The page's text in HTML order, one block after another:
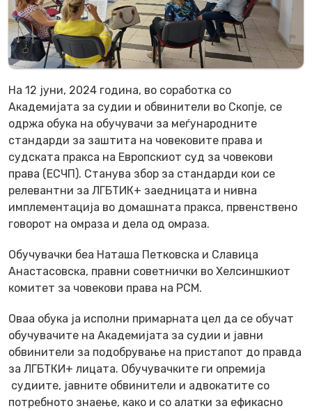
На 12 јуни, 2024 година, во соработка со
Академијата за судии и обвинители во Скопје, се
одржа обука на обучувачи за меѓународните
стандарди за заштита на човековите права и
судската пракса на Европскиот суд за човекови
права (ЕСЧП). Станува збор за стандарди кои се
релевантни за ЛГБТИК+ заедницата и нивна
имплементација во домашната пракса, првенствено
говорот на омраза и дела од омраза.
Обучувачки беа Наташа Петковска и Славица
Анастасовска, правни советнички во Хелсиншкиот
комитет за човекови права на РСМ.
Оваа обука ја исполни примарната цел да се обучат
обучувачите на Академијата за судии и јавни
обвинители за подобрување на пристапот до правда
за ЛГБТКИ+ лицата. Обучувачките ги опремија
судиите, јавните обвинители и адвокатите со
потребното знаење, како и со алатки за ефикасно